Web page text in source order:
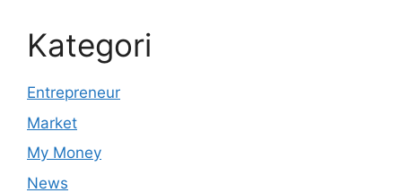
Kategori
Entrepreneur
Market
My Money
News